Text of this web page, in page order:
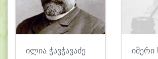
ილია ჭავჭავაძე იმერი